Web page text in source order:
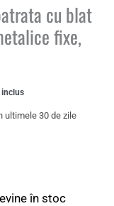
cu blat
fixe,
inclus
ultimele 30 de zile
în stoc